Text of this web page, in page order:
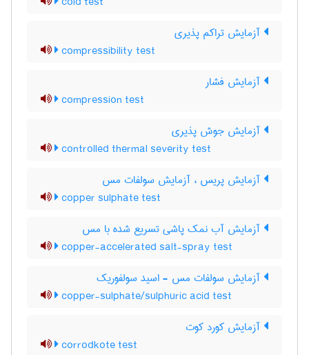
آزمایش تراکم پذیری
compressibility test
آزمایش فشار
compression test
آزمایش جوش پذیری
controlled thermal severity test
آزمایش پریس ، آزمایش سولفات مس
copper sulphate test
آزمایش آب نمک پاشی تسریع شده با مس
copper-accelerated salt-spray test
آزمایش سولفات مس - اسید سولفوریک
copper-sulphate/sulphuric acid test
آزمایش کورد کوت
corrodkote test